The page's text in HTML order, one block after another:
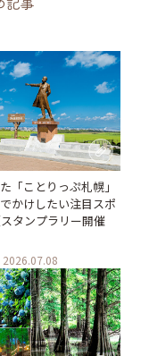
「ことりっぷ札幌」
かけしたい注目スポ
タンプラリー開催
2026.07.08